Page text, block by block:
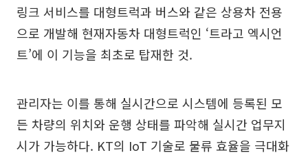
링크 서비스를 대형트럭과 버스와 같은 상용차 전용
으로 개발해 현재자동차 대형트럭인 ‘트라고 엑시언
트’에 이 기능을 최초로 탑재한 것.
관리자는 이를 통해 실시간으로 시스템에 등록된 모
든 차량의 위치와 운행 상태를 파악해 실시간 업무지
시가 가능하다. KT의 IoT 기술로 물류 효율을 극대화